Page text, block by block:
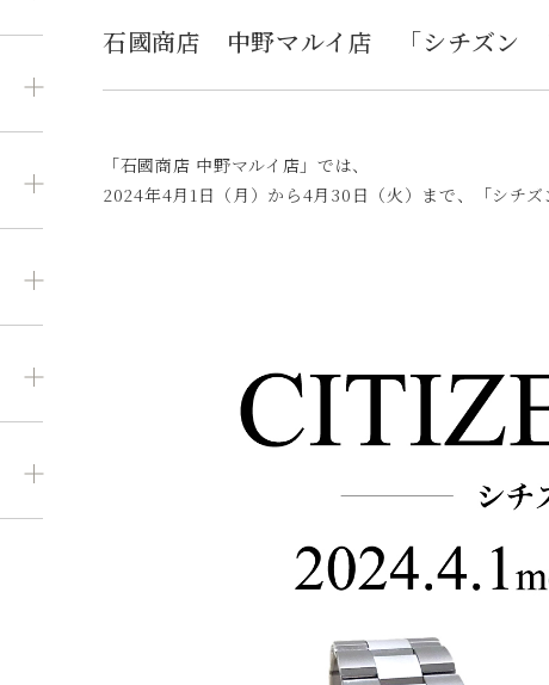
石國商店 中野マルイ店 「シチズン
「石國商店 中野マルイ店」では、
2024年4月1日（月）から4月30日（火）まで、「シチズ